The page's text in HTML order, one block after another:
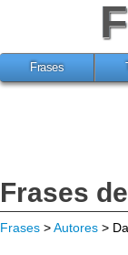
Frases
Frases
Frases >Autores >